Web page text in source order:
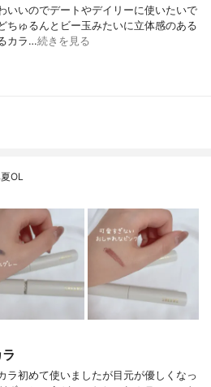
いいのでデートやデイリーに使いたいで
ちゅるんとビー玉みたいに立体感のある
カラ…続きを見る
OL
ラ初めて使いましたが目元が優しくなっ